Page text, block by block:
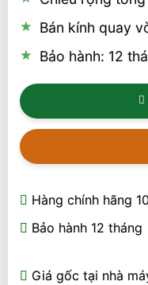
Bán kính quay
Bảo hành: 12
Hàng chính hãng
Bảo hành 12 tháng
Giá gốc tại nhà